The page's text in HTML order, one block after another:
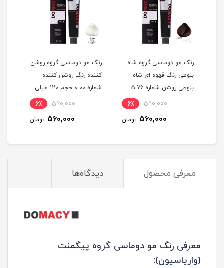
رنگ مو دوماسی گروه شاه
بلوطی رنگ قهوه ای شاه
بلوطی روشن شماره 5.76
590,000 6٪
560,000 تومان
رنگ مو دوماسی گروه روشن
کننده رنگ روشن کننده
شماره 0.00 حجم 120 میلی
590,000 6٪
560,000 تومان
معرفی محصول دیدگاه‌ها
معرفی رنگ مو دوماسی گروه پیگمنت
(واریاسیون):